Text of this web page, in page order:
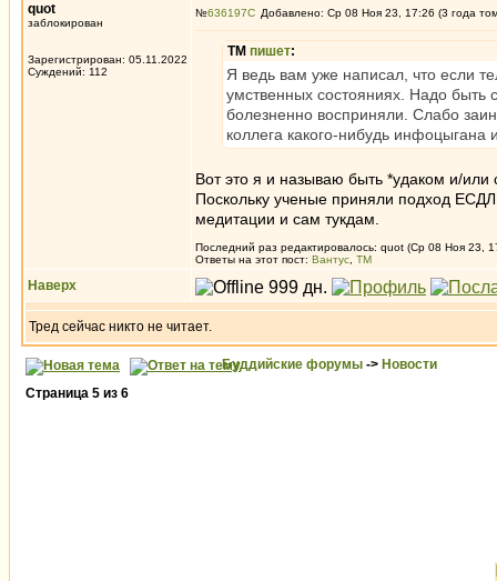
quot
заблокирован
Зарегистрирован: 05.11.2022
Суждений: 112
№636197 Добавлено: Ср 08 Ноя 23, 17:26 (3 года
ТМ пишет:
Я ведь вам уже написал, что если
умственных состояниях. Надо быть
болезненно восприняли. Слабо
коллега какого-нибудь
Вот это я и называю быть *удаком и/
Поскольку ученые приняли подход
медитации и сам тукдам.
Последний раз редактировалось: quot (Ср 08 Ноя 23,
Ответы на этот пост: Вантус ТМ
Наверх
Тред сейчас никто не читает.
Буддийские форумы -> Новости
Страница 5 из 6